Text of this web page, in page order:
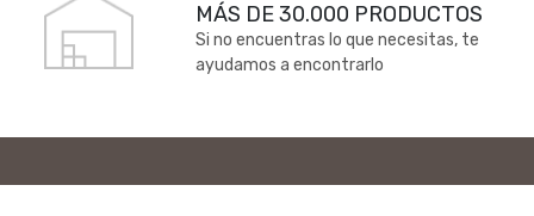
MÁS DE 30.000 PRODUCTOS
Si no encuentras lo que necesitas, te
ayudamos a encontrarlo